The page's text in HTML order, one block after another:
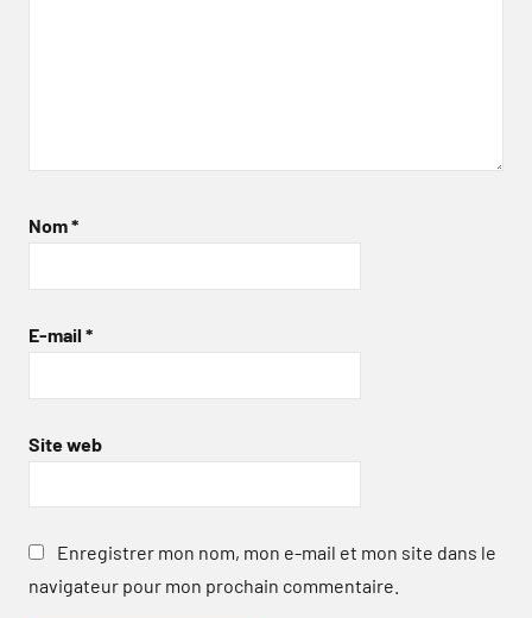
Nom*
E-mail *
Site web
Enregistrer mon nom, mon e-mail et mon site dans le
navigateur pour mon prochain commentaire.